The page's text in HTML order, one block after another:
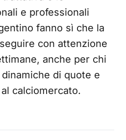
e professionali
fanno sì che la
con attenzione
anche per chi
di quote e
calciomercato.